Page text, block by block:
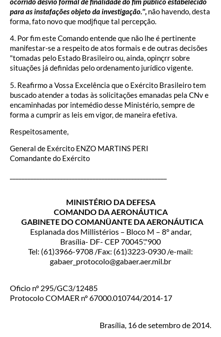
para as instafações objeto da investigação.'', não havendo, desta
forma, fato novo que modjfique tal percepção.
4. Por fim este Comando entende que não lhe é pertinente
manifestar-se a respeito de atos formais e de outras decisões
"tomadas pelo Estado Brasileiro ou, ainda, opinçrr sobre
situações já definidas pelo ordenamento jurídico vigente.
5. Reafirmo a Vossa Excelência que o Exército Brasileiro tem
buscado atender a todas às solicitações emanadas pela CNv e
encaminhadas por intemédio desse Ministério, sempre de
forma a cumprir as leis em vigor, de maneira efetiva.
Respeitosamente,
General de Exército ENZO MARTINS PERI
Comandante do Exército
MINISTÉRIO DA DEFESA
COMANDO DA AERONÁUTICA
GABINETE DO COMANÜANTE DA AERONÁUTICA
Esplanada dos Millistérios – Bloco M – 8° andar,
Brasília- DF- CEP 70045'."900
Tel: (61)3966-9708 /Fax: (61)3223-0930 /e-mail:
gabaer_protocolo@gabaer.aer.mil.br
Oficio nº 295/GC3/12485
Protocolo COMAER nº 67000.010744/2014-17
Brasília, 16 de setembro de 2014.